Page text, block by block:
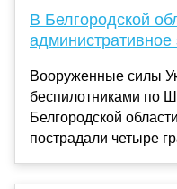
В Белгородской
административное
Вооруженные силы
беспилотниками по
Белгородской
пострадали четыре